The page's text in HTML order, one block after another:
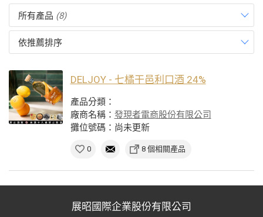
所有產品 (8)
依推薦排序
DELJOY - 七橘干邑利口酒 24%
產品分類：
廠商名稱： 發現者電商股份有限公司
攤位號碼：尚未更新
0 8 個相關產品
展昭國際企業股份有限公司